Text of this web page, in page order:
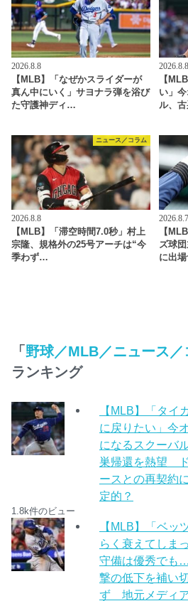
2026.8.8
【MLB】「なぜかスライダーが
真ん中にいく」サヨナラ弾を浴び
た守護神ディ…
2026.8.8
【
い」
ル、
ニュース／コラム
2026.8.8
【MLB】「滞空時間7.0秒」村上
宗隆、規格外の25号アーチは“今
季わず…
2026.8.7
【
ズ球
に出
「 野球／MLB／ニュース／
ランキング
【MLB】「タイ
に戻りたい」今
になるスクーバ
巣帰還を熱望
ースとの再契約
定的？
1.8k件のビュー
【MLB】「ベッ
らく衰えてしまっ
守備は優秀で
撃の低下を補い
ず 地元メディ